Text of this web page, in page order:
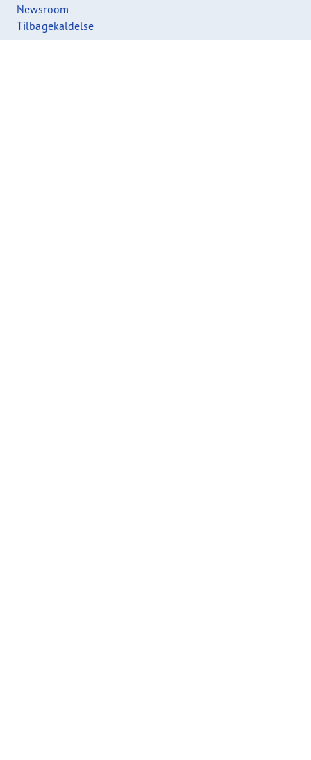
Newsroom
Tilbagekaldelse